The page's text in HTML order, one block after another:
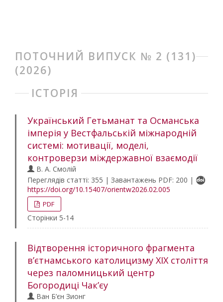
ПОТОЧНИЙ ВИПУСК № 2 (131)
(2026)
ІСТОРІЯ
Український Гетьманат та Османська
імперія у Вестфальській міжнародній
системі: мотивації, моделі,
контроверзи міждержавної взаємодії
В. А. Смолій
Переглядів статті: 355 | Завантажень PDF: 200 |
https://doi.org/10.15407/orientw2026.02.005
PDF
Сторінки 5-14
Відтворення історичного фрагмента
в’єтнамського католицизму ХІХ століття
через паломницький центр
Богородиці Чак’єу
Ван Б’єн Зионг